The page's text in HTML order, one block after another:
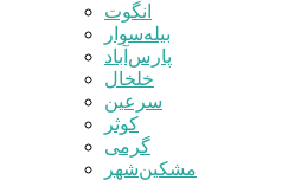
انگوت
بیله‌سوار
پارس‌آباد
خلخال
سرعین
کوثر
گرمی
مشکین‌شهر